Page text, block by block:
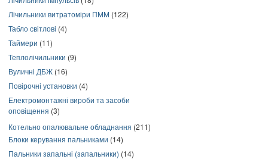
Лічильники витратоміри ПММ (122)
Табло світлові (4)
Таймери (11)
Теплолічильники (9)
Вуличні ДБЖ (16)
Повірочні установки (4)
Електромонтажні вироби та засоби
оповіщення (3)
Котельно опалювальне обладнання (211)
Блоки керування пальниками (14)
Пальники запальні (запальники) (14)